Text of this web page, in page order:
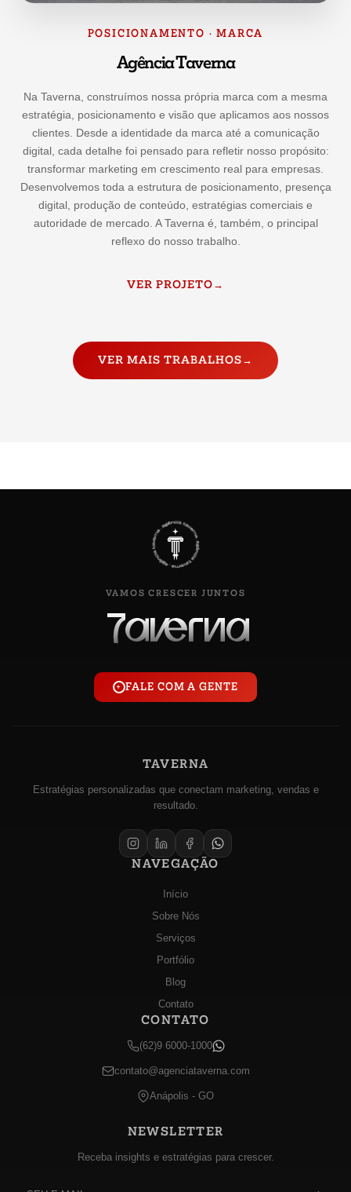
POSICIONAMENTO · MARCA
Agência Taverna
Na Taverna, construímos nossa própria marca com a mesma
estratégia, posicionamento e visão que aplicamos aos nossos
clientes. Desde a identidade da marca até a comunicação
digital, cada detalhe foi pensado para refletir nosso propósito:
transformar marketing em crescimento real para empresas.
Desenvolvemos toda a estrutura de posicionamento, presença
digital, produção de conteúdo, estratégias comerciais e
autoridade de mercado. A Taverna é, também, o principal
reflexo do nosso trabalho.
VER PROJETO→
VER MAIS TRABALHOS→
VAMOS CRESCER JUNTOS
+ FALE COM A GENTE
TAVERNA
Estratégias personalizadas que conectam marketing, vendas e
resultado.
NAVEGAÇÃO
Início
Sobre Nós
Serviços
Portfólio
Blog
Contato
CONTATO
(62)9 6000-1000
contato@agenciataverna.com
Anápolis - GO
NEWSLETTER
Receba insights e estratégias para crescer.